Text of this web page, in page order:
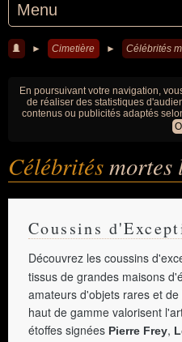
Menu
► Cimetière ► Célébrités
En poursuivant votre navigation,
de réaliser des statistiques
contenus ou publicités adaptés
Célébritésmortes
Coussins
Découvrez les coussins
tissus de grandes maisons
amateurs d'objets rares et
haut de gamme valorisent
étoffes signées Pierre Frey,